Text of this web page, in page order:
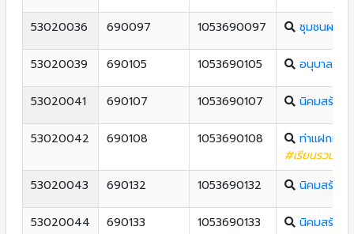
53020036 690097 1053690097 ชุมชนผาเลื
53020039 690105 1053690105 อนุบาลท่า
53020041 690107 1053690107 นิคมสร้างต
53020042 690108 1053690108
ท่าแฝกอนุ
#เรียนรวมทุก
53020043
690132 1053690132 นิคมสร้างต
53020044 690133 1053690133 นิคมสร้างต